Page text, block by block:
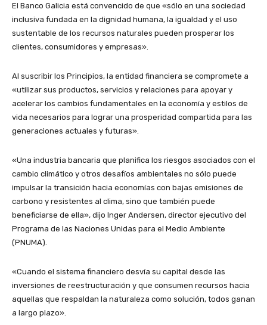
El Banco Galicia está convencido de que «sólo en una sociedad
inclusiva fundada en la dignidad humana, la igualdad y el uso
sustentable de los recursos naturales pueden prosperar los
clientes, consumidores y empresas».
Al suscribir los Principios, la entidad financiera se compromete a
«utilizar sus productos, servicios y relaciones para apoyar y
acelerar los cambios fundamentales en la economía y estilos de
vida necesarios para lograr una prosperidad compartida para las
generaciones actuales y futuras».
«Una industria bancaria que planifica los riesgos asociados con el
cambio climático y otros desafíos ambientales no sólo puede
impulsar la transición hacia economías con bajas emisiones de
carbono y resistentes al clima, sino que también puede
beneficiarse de ella», dijo Inger Andersen, director ejecutivo del
Programa de las Naciones Unidas para el Medio Ambiente
(PNUMA).
«Cuando el sistema financiero desvía su capital desde las
inversiones de reestructuración y que consumen recursos hacia
aquellas que respaldan la naturaleza como solución, todos ganan
a largo plazo».